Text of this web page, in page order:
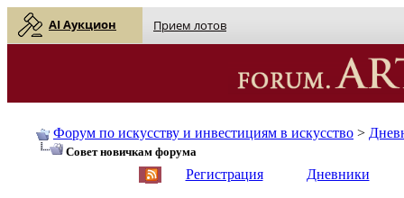
AI Аукцион Прием лотов
Форум по искусству и инвестициям в искусство >
Совет новичкам форума
Регистрация Дневники